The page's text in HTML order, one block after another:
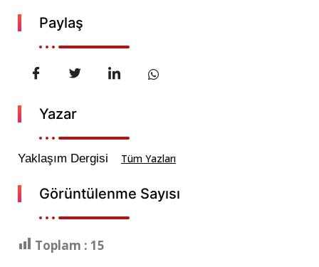
Paylaş
Yazar
Yaklaşım Dergisi Tüm Yazları
Görüntülenme Sayısı
Toplam : 15